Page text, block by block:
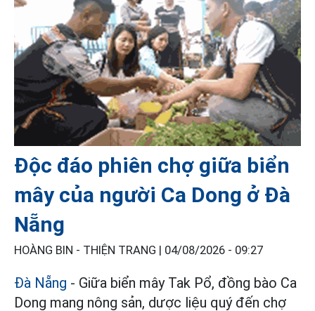
Độc đáo phiên chợ giữa biển
mây của người Ca Dong ở Đà
Nẵng
HOÀNG BIN - THIỆN TRANG | 04/08/2026 - 09:27
Đà Nẵng - Giữa biển mây Tak Pổ, đồng bào Ca
Dong mang nông sản, dược liệu quý đến chợ